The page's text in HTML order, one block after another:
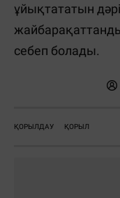
ұйықтататын
себеп болады.
ҚОРЫЛДАУ ҚОРЫЛ